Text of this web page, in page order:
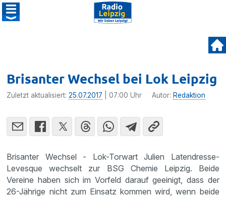
Brisanter Wechsel bei Lok Leipzig
Zuletzt aktualisiert:25.07.2017 | 07:00 Uhr Autor: Redaktion
Brisanter Wechsel - Lok-Torwart Julien Laten­dresse-
Levesque wechselt zur BSG Chemie Leipzig. Beide
Vereine haben sich im Vorfeld darauf geeinigt, dass der
26-Jährige nicht zum Einsatz kommen wird, wenn beide